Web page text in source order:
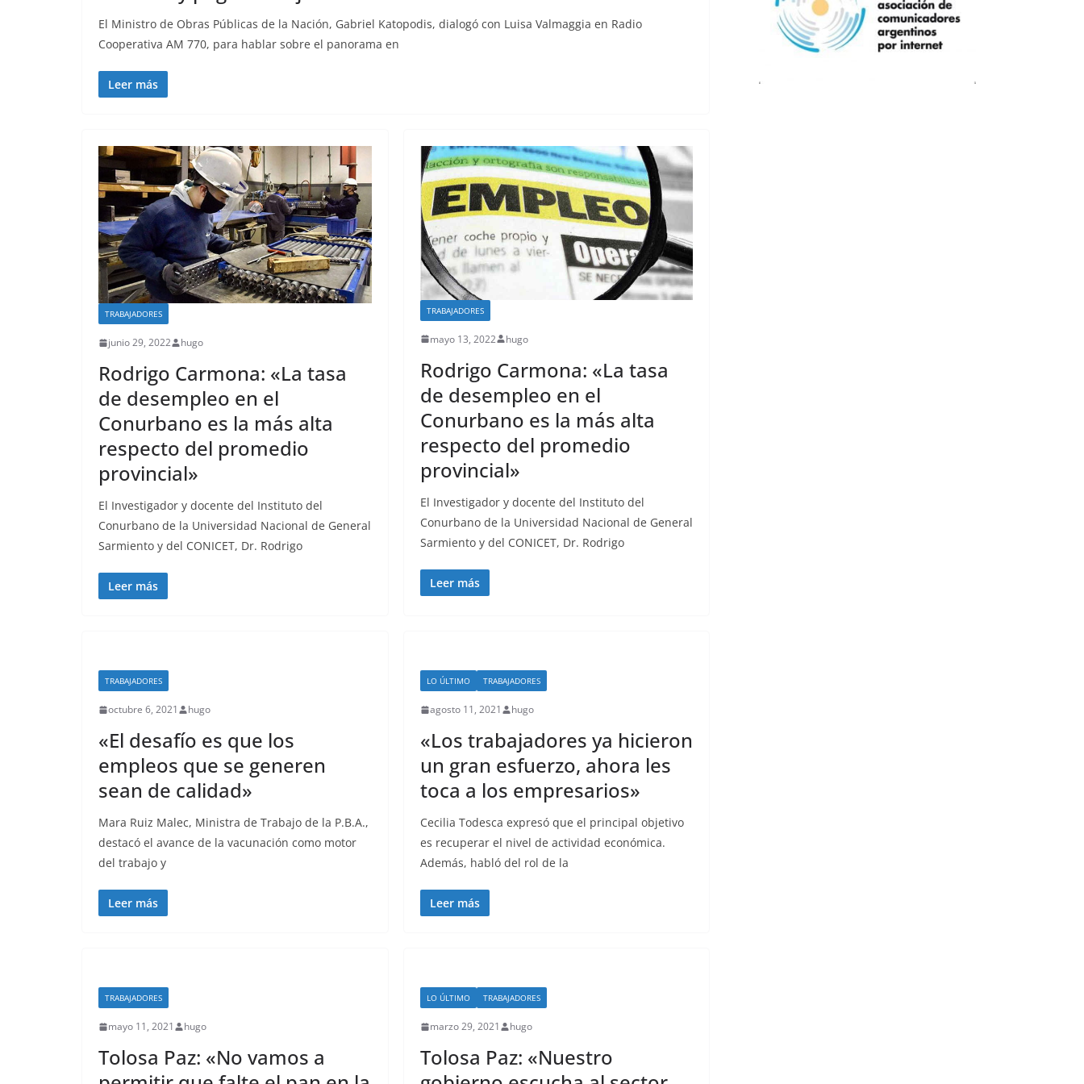
El Ministro de Obras Públicas de la Nación, Gabriel Katopodis, dialogó con Luisa Valmaggia en Radio
Cooperativa AM 770, para hablar sobre el panorama en
Leer más
TRABAJADORES
junio 29, 2022 hugo
Rodrigo Carmona: «La tasa
de desempleo en el
Conurbano es la más alta
respecto del promedio
provincial»
El Investigador y docente del Instituto del
Conurbano de la Universidad Nacional de General
Sarmiento y del CONICET, Dr. Rodrigo
Leer más
TRABAJADORES
mayo 13, 2022 hugo
Rodrigo Carmona: «La tasa
de desempleo en el
Conurbano es la más alta
respecto del promedio
provincial»
El Investigador y docente del Instituto del
Conurbano de la Universidad Nacional de General
Sarmiento y del CONICET, Dr. Rodrigo
Leer más
TRABAJADORES
octubre 6, 2021 hugo
«El desafío es que los
empleos que se generen
sean de calidad»
Mara Ruiz Malec, Ministra de Trabajo de la P.B.A.,
destacó el avance de la vacunación como motor
del trabajo y
Leer más
LO ÚLTIMO TRABAJADORES
agosto 11, 2021 hugo
«Los trabajadores ya hicieron
un gran esfuerzo, ahora les
toca a los empresarios»
Cecilia Todesca expresó que el principal objetivo
es recuperar el nivel de actividad económica.
Además, habló del rol de la
Leer más
TRABAJADORES
mayo 11, 2021 hugo
Tolosa Paz: «No vamos a
LO ÚLTIMO TRABAJADORES
marzo 29, 2021 hugo
Tolosa Paz: «Nuestro